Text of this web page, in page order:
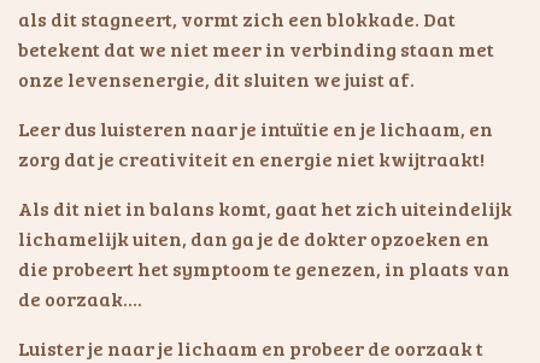
als dit stagneert, vormt zich een blokkade. Dat
betekent dat we niet meer in verbinding staan met
onze levensenergie, dit sluiten we juist af.
Leer dus luisteren naar je intuïtie en je lichaam, en
zorg dat je creativiteit en energie niet kwijtraakt!
Als dit niet in balans komt, gaat het zich uiteindelijk
lichamelijk uiten, dan ga je de dokter opzoeken en
die probeert het symptoom te genezen, in plaats van
de oorzaak....
Luister je naar je lichaam en probeer de oorzaak t